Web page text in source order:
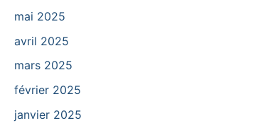
mai 2025
avril 2025
mars 2025
février 2025
janvier 2025